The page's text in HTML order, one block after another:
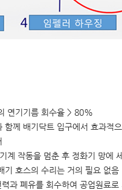
연기기름 회수율 > 80%
함께 배기닥트 입구에서 효과적
계 작동을 멈춘 후 정화기 망에
기 호스의 수리는 거의 필요 없음
과 폐유를 회수하여 공업원료